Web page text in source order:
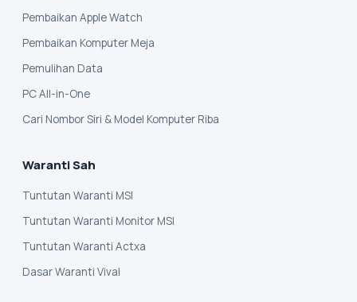
Pembaikan Apple Watch
Pembaikan Komputer Meja
Pemulihan Data
PC All-in-One
Cari Nombor Siri & Model Komputer Riba
Waranti Sah
Tuntutan Waranti MSI
Tuntutan Waranti Monitor MSI
Tuntutan Waranti Actxa
Dasar Waranti Vival